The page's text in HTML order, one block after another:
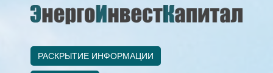
РАСКРЫТИЕ ИНФОРМАЦИИ